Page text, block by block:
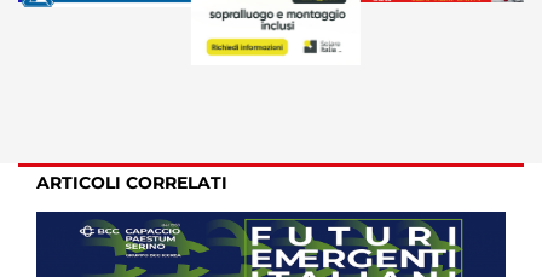
ARTICOLI CORRELATI